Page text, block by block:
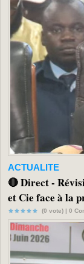
ACTUALITE
🔴 Direct -
et Cie face à la
(0 vote) | 0